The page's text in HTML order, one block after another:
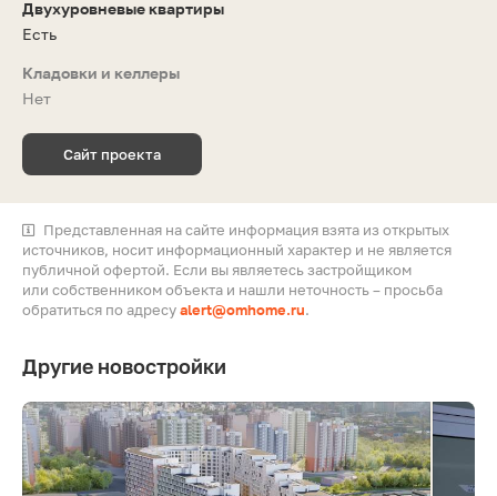
Двухуровневые квартиры
Есть
Кладовки и келлеры
Нет
Сайт проекта
Представленная на сайте информация взята из открытых
источников, носит информационный характер и не является
публичной офертой. Если вы являетесь застройщиком
или собственником объекта и нашли неточность – просьба
обратиться по адресуalert@omhome.ru.
Другие новостройки